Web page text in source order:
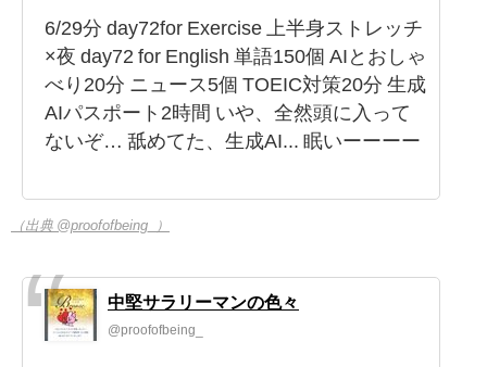
6/29分 day72for Exercise 上半身ストレッチ
×夜 day72 for English 単語150個 AIとおしゃ
べり20分 ニュース5個 TOEIC対策20分 生成
AIパスポート2時間 いや、全然頭に入って
ないぞ… 舐めてた、生成AI... 眠いーーーー
（出典 @proofofbeing_）
中堅サラリーマンの色々
@proofofbeing_